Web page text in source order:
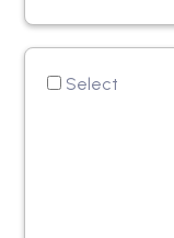
Select